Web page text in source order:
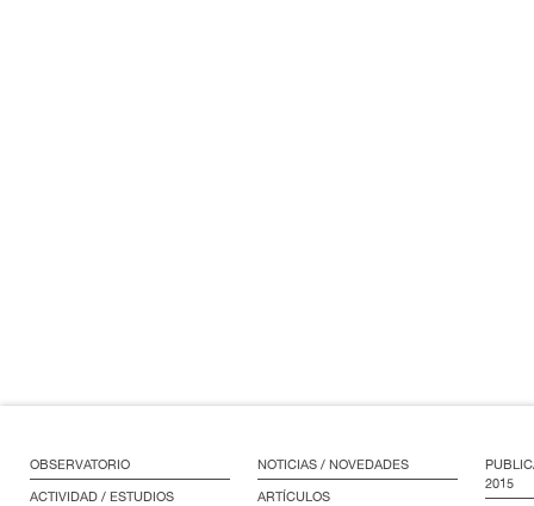
OBSERVATORIO
ACTIVIDAD / ESTUDIOS
NOTICIAS / NOVEDADES
ARTÍCULOS
2015